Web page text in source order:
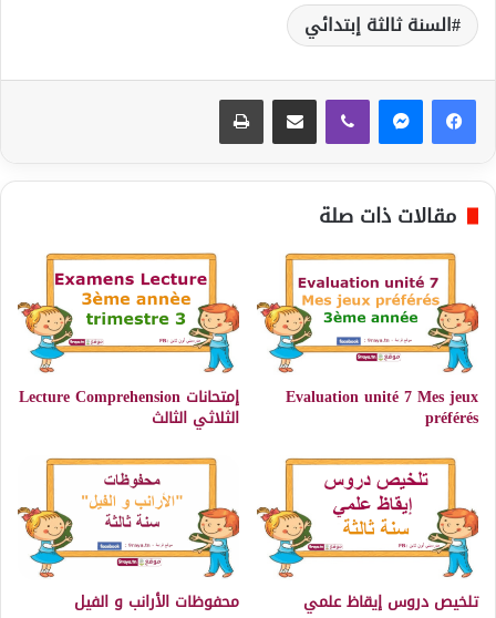
السنة ثالثة إبتدائي
مقالات ذات صلة
Evaluation unité 7 Mes jeux
préférés
إمتحانات Lecture Comprehension
الثلاثي الثالث
تلخيص دروس إيقاظ علمي محفوظات الأرانب و الفيل